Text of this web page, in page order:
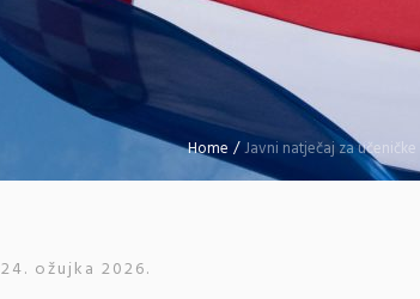
Home /Javni natječaj za
24. ožujka 2026.